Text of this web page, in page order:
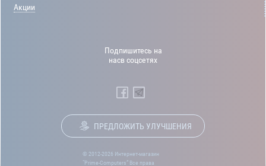
Акции
Подпишитесь на
насв соцсетях
ПРЕДЛОЖИТЬ УЛУЧШЕНИЯ
© 2012-2026 Интернет-магазин
“Prime-Computers” Все права